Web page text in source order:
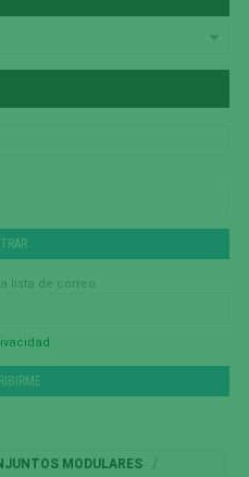
lista de correo
MODULARES